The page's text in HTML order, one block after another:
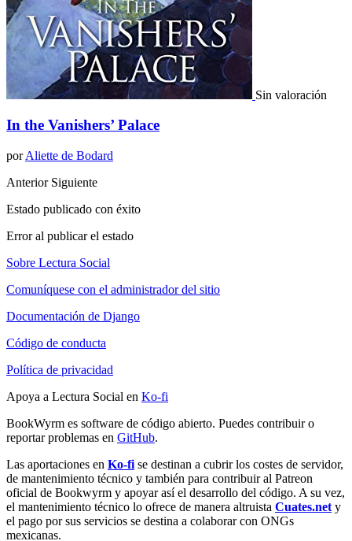
Sin valoración
In the Vanishers’ Palace
porAliette de Bodard
Anterior Siguiente
Estado publicado con éxito
Error al publicar el estado
Sobre Lectura Social
Comuníquese con el administrador del sitio
Documentación de Django
Código de conducta
Política de privacidad
Apoya a Lectura Social en Ko-fi
BookWyrm es software de código abierto. Puedes contribuir o
reportar problemas en GitHub.
Las aportaciones en Ko-fi se destinan a cubrir los costes de servidor,
de mantenimiento técnico y también para contribuir al Patreon
oficial de Bookwyrm y apoyar así el desarrollo del código. A su vez,
el mantenimiento técnico lo ofrece de manera altruista Cuates.net y
el pago por sus servicios se destina a colaborar con ONGs
mexicanas.